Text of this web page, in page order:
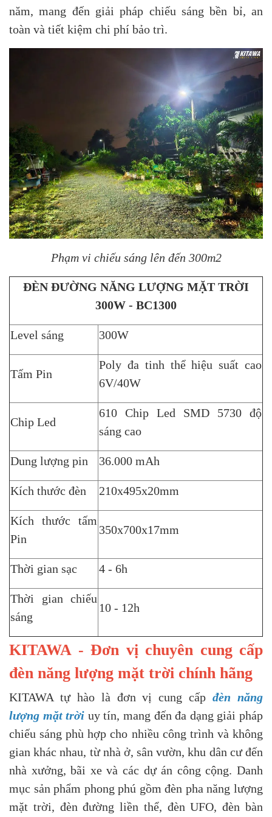
năm, mang đến giải pháp chiếu sáng bền bỉ, an
toàn và tiết kiệm chi phí bảo trì.
Phạm vi chiếu sáng lên đến 300m2
ĐÈN ĐƯỜNG NĂNG LƯỢNG MẶT TRỜI
300W - BC1300
Level sáng 300W
Tấm Pin
Poly đa tinh thể hiệu suất cao
6V/40W
Chip Led
610 Chip Led SMD 5730 độ
sáng cao
Dung lượng pin 36.000 mAh
Kích thước đèn 210x495x20mm
Kích thước tấm
Pin
350x700x17mm
Thời gian sạc 4 - 6h
Thời gian chiếu
sáng
10 - 12h
KITAWA - Đơn vị chuyên cung cấp
đèn năng lượng mặt trời chính hãng
KITAWA tự hào là đơn vị cung cấpđèn năng
lượng mặt trời uy tín, mang đến đa dạng giải pháp
chiếu sáng phù hợp cho nhiều công trình và không
gian khác nhau, từ nhà ở, sân vườn, khu dân cư đến
nhà xưởng, bãi xe và các dự án công cộng. Danh
mục sản phẩm phong phú gồm đèn pha năng lượng
mặt trời, đèn đường liền thể, đèn UFO, đèn bàn